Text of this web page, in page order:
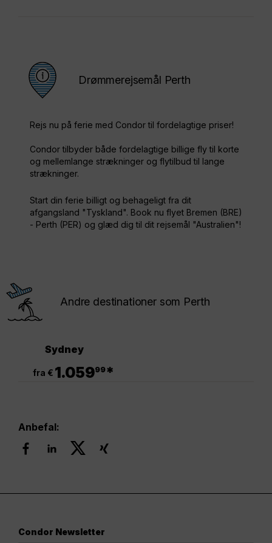
Drømmerejsemål Perth
Rejs nu på ferie med Condor til fordelagtige priser!
Condor tilbyder både fordelagtige billige fly til korte
og mellemlange strækninger og flytilbud til lange
strækninger.
Start din ferie billigt og behageligt fra dit
afgangsland "Tyskland". Book nu flyet Bremen (BRE)
- Perth (PER) og glæd dig til dit rejsemål "Australien"!
Andre destinationer som Perth
Sydney
fra € 1.05999*
Anbefal:
Condor Newsletter